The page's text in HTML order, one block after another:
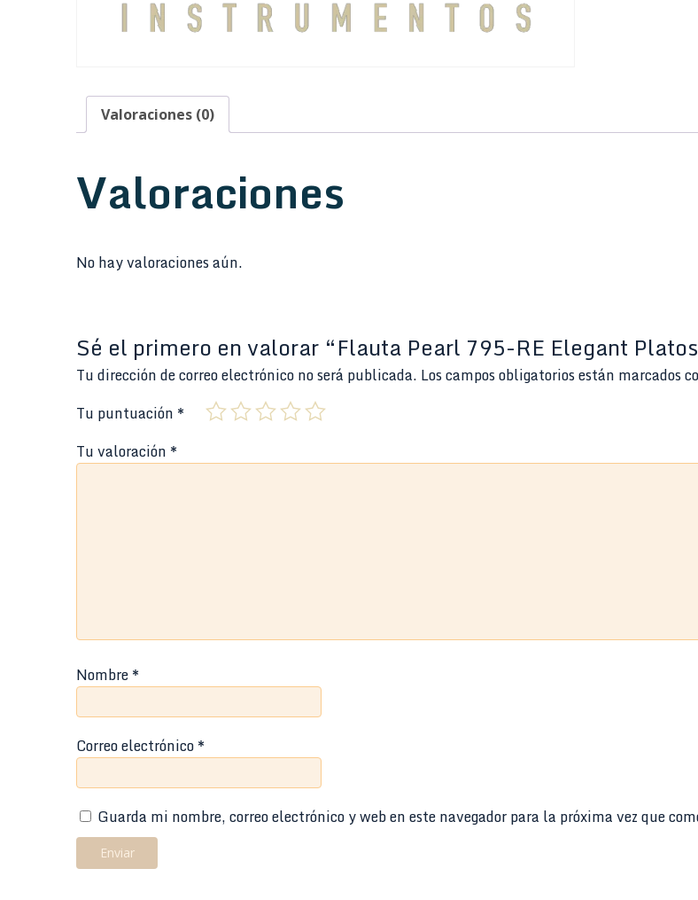
Valoraciones (0)
Valoraciones
No hay valoraciones aún.
Sé el primero en valorar “Flauta Pearl 795-RE Elegant
Tu dirección de correo electrónico no será publicada. Los campos obligatorios están marcados
Tu puntuación *
Tu valoración *
Nombre*
Correo electrónico*
Guarda mi nombre, correo electrónico y web en este navegador para la próxima vez que